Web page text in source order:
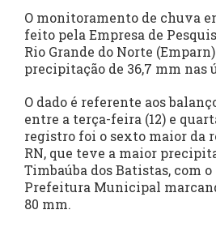
O monitoramento de chuva
feito pela Empresa de
Rio Grande do Norte
precipitação de 36,7 mm nas
O dado é referente aos
entre a terça-feira (12) e
registro foi o sexto maior da
RN, que teve a maior
Timbaúba dos Batistas, com
Prefeitura Municipal
80 mm.